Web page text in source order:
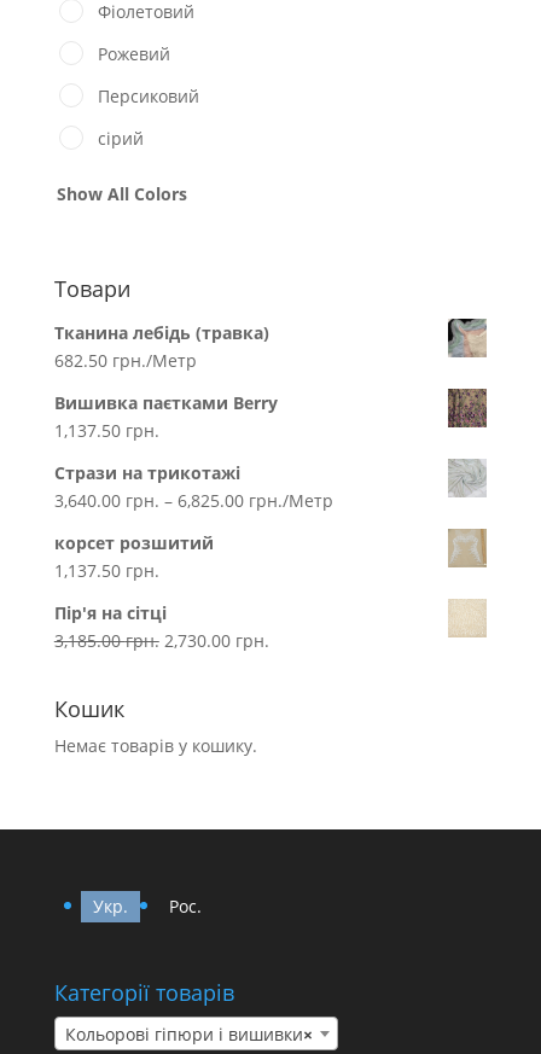
Фіолетовий
Рожевий
Персиковий
сірий
Show All Colors
Товари
Тканина лебідь (травка)
682.50 грн./Метр
Вишивка паєтками Berry
1,137.50 грн.
Стрази на трикотажі
3,640.00 грн. – 6,825.00 грн./Метр
корсет розшитий
1,137.50 грн.
Пір'я на сітці
3,185.00грн. 2,730.00 грн.
Кошик
Немає товарів у кошику.
Укр. Рос.
Категорії товарів
×
Кольорові гіпюри і вишивки